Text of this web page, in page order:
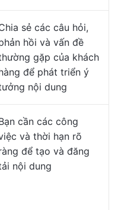
sẻ các câu hỏi,
hồi và vấn đề
gặp của khách
để phát triển ý
nội dung
cần các công
và thời hạn rõ
để tạo và đăng
nội dung